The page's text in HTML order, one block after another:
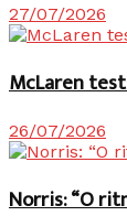
27/07/2026
McLaren
26/07/2026
Norris: “O